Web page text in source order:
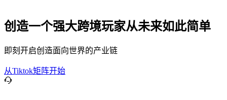
创造一个强大跨境玩家从未来如此简单
即刻开启创造面向世界的产业链
从Tiktok矩阵开始